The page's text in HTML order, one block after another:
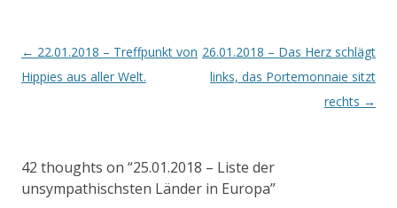
Artikel-
Navigation
← 22.01.2018 – Treffpunkt von
Hippies aus aller Welt.
26.01.2018 – Das Herz schlägt
links, das Portemonnaie sitzt
rechts →
42 thoughts on “25.01.2018 – Liste der
unsympathischsten Länder in Europa”